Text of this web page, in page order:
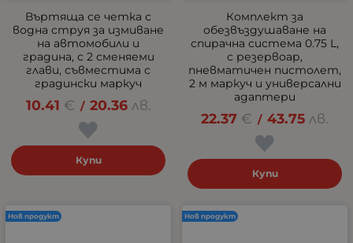
Въртяща се четка с
водна струя за измиване
на автомобили и
градина, с 2 сменяеми
глави, съвместима с
градински маркуч
10.41 € / 20.36 лв.
Купи
Комплект за
обезвъздушаване на
спирачна система 0.75 L,
с резервоар,
пневматичен пистолет,
2 м маркуч и универсални
адаптери
22.37 € / 43.75 лв.
Купи
Нов продукт Нов продукт